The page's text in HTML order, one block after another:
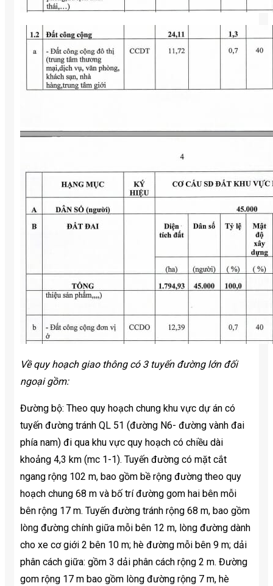
Về quy hoạch giao thông có 3 tuyến đường lớn đối
ngoại gồm:
Đường bộ: Theo quy hoạch chung khu vực dự án có
tuyến đường tránh QL 51 (đường N6- đường vành đai
phía nam) đi qua khu vực quy hoạch có chiều dài
khoảng 4,3 km (mc 1-1). Tuyến đường có mặt cắt
ngang rộng 102 m, bao gồm bề rộng đường theo quy
hoạch chung 68 m và bố trí đường gom hai bên mỗi
bên rộng 17 m. Tuyến đường tránh rộng 68 m, bao gồm
lòng đường chính giữa mỗi bên 12 m, lòng đường dành
cho xe cơ giới 2 bên 10 m; hè đường mỗi bên 9 m; dải
phân cách giữa: gồm 3 dải phân cách rộng 2 m. Đường
gom rộng 17 m bao gồm lòng đường rộng 7 m, hè